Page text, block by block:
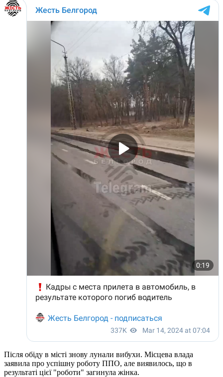
Після обіду в місті знову лунали вибухи. Місцева влада
заявила про успішну роботу ППО, але виявилось, що в
результаті цієї "роботи" загинула жінка.